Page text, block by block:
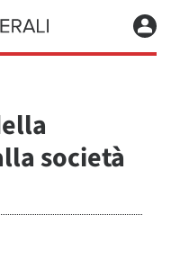
società